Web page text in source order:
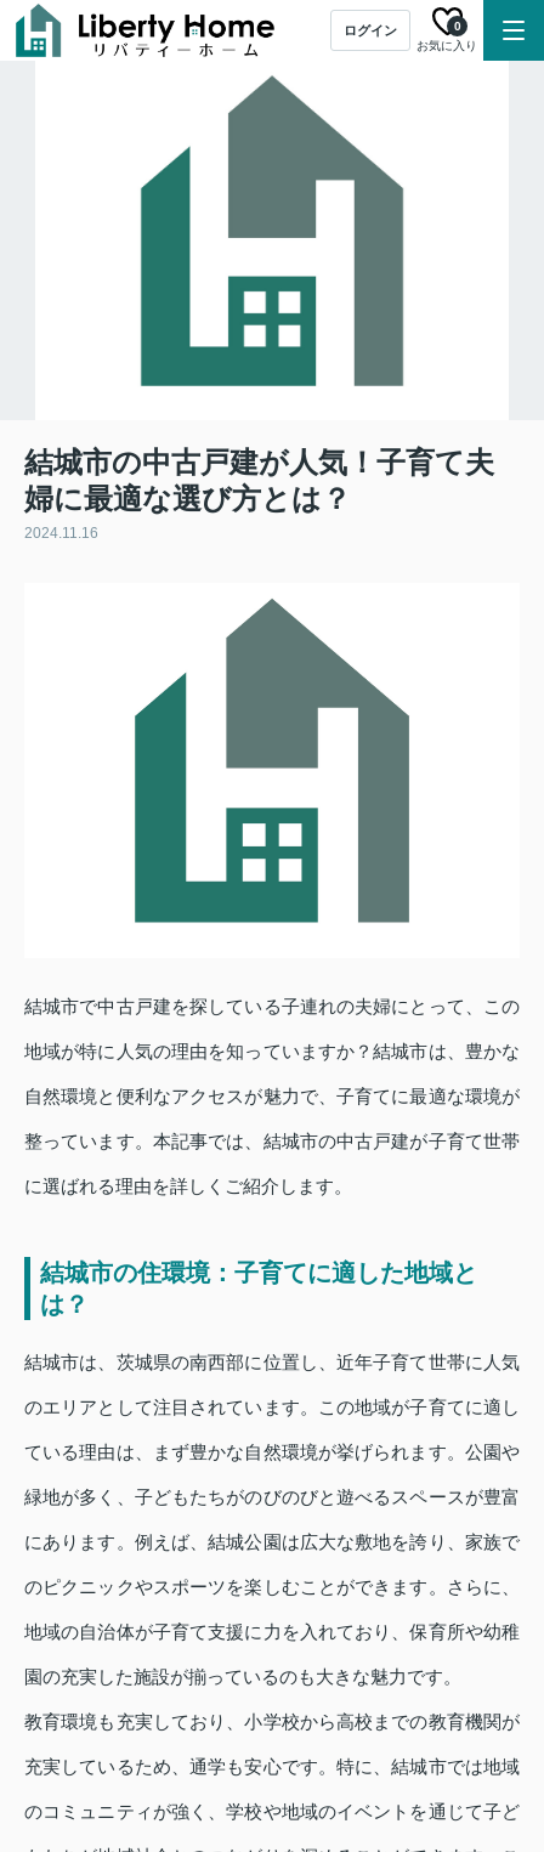
ログイン
お気に入り
0
結城市の中古戸建が人気！子育て夫
婦に最適な選び方とは？
2024.11.16
結城市で中古戸建を探している子連れの夫婦にとって、この
地域が特に人気の理由を知っていますか？結城市は、豊かな
自然環境と便利なアクセスが魅力で、子育てに最適な環境が
整っています。本記事では、結城市の中古戸建が子育て世帯
に選ばれる理由を詳しくご紹介します。
結城市の住環境：子育てに適した地域と
は？
結城市は、茨城県の南西部に位置し、近年子育て世帯に人気
のエリアとして注目されています。この地域が子育てに適し
ている理由は、まず豊かな自然環境が挙げられます。公園や
緑地が多く、子どもたちがのびのびと遊べるスペースが豊富
にあります。例えば、結城公園は広大な敷地を誇り、家族で
のピクニックやスポーツを楽しむことができます。さらに、
地域の自治体が子育て支援に力を入れており、保育所や幼稚
園の充実した施設が揃っているのも大きな魅力です。
教育環境も充実しており、小学校から高校までの教育機関が
充実しているため、通学も安心です。特に、結城市では地域
のコミュニティが強く、学校や地域のイベントを通じて子ど